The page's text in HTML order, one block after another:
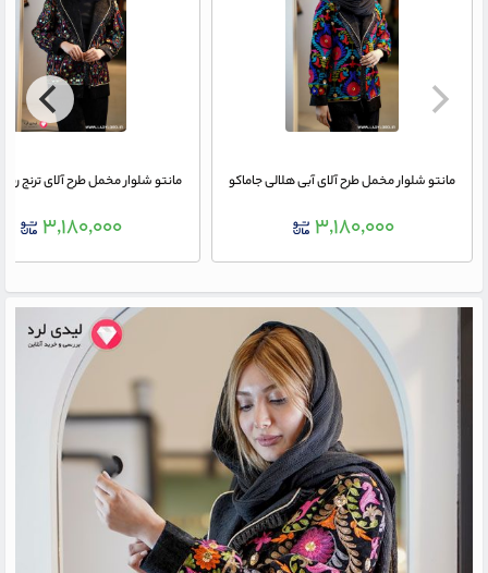
مانتو شلوار مخمل طرح آلای آبی هلالی جاماکو
۳,۱۸۰,۰۰۰
مانتو شلوار مخمل طرح آلای ترنج
۳,۱۸۰,۰۰۰